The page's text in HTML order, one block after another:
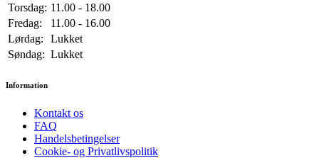
Torsdag: 11.00 - 18.00
Fredag:
11.00 - 16.00
Lørdag:
Lukket
Søndag: Lukket
Information
Kontakt os
FAQ
Handelsbetingelser
Cookie- og Privatlivspolitik